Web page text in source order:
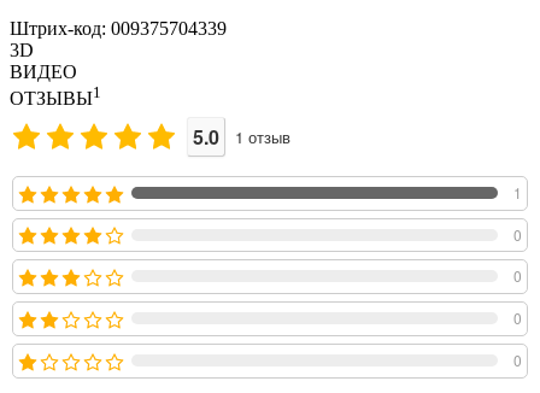
Штрих-код: 009375704339
3D
ВИДЕО
ОТЗЫВЫ1
5.0 1 отзыв
1
0
0
0
0